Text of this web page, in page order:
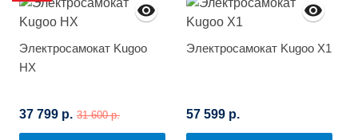
Электросамокат Kugoo
HX
37 799 р. 31 600 р.
Электросамокат Kugoo X1
57 599 р.